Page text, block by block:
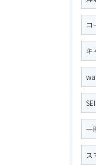
コ
キ
一
ス